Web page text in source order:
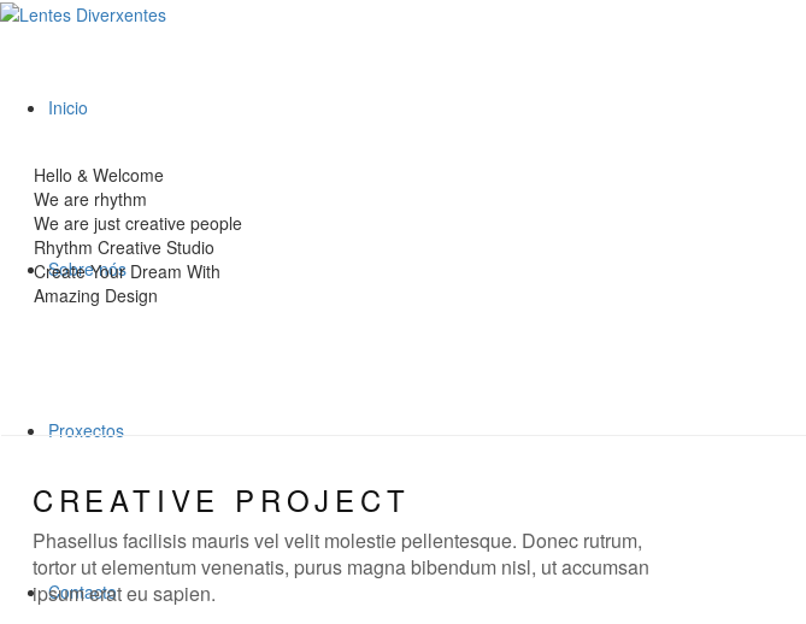
Inicio
Sobre nós
Proxectos
Contacto
Hello & Welcome
We are rhythm
We are just creative people
Rhythm Creative Studio
Create Your Dream With
Amazing Design
CREATIVE PROJECT
Phasellus facilisis mauris vel velit molestie pellentesque. Donec rutrum,
tortor ut elementum venenatis, purus magna bibendum nisl, ut accumsan
ipsum erat eu sapien.